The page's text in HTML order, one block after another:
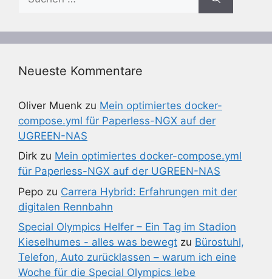
nach:
Neueste Kommentare
Oliver Muenk zu Mein optimiertes docker-
compose.yml für Paperless-NGX auf der
UGREEN-NAS
Dirk zu Mein optimiertes docker-compose.yml
für Paperless-NGX auf der UGREEN-NAS
Pepo zu Carrera Hybrid: Erfahrungen mit der
digitalen Rennbahn
Special Olympics Helfer – Ein Tag im Stadion
Kieselhumes - alles was bewegt zu Bürostuhl,
Telefon, Auto zurücklassen – warum ich eine
Woche für die Special Olympics lebe